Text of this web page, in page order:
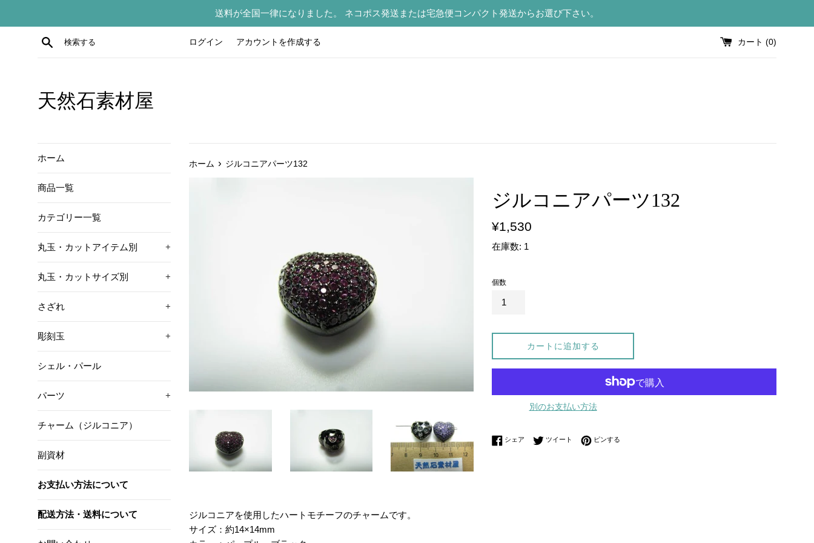
送料が全国一律になりました。 ネコポス発送または宅急便コンパクト発送からお選び下さい。
検索する ログイン アカウントを作成する カート (0)
天然石素材屋
ホーム
商品一覧
カテゴリー一覧
丸玉・カットアイテム別 +
丸玉・カットサイズ別 +
さざれ +
彫刻玉 +
シェル・パール
パーツ +
チャーム（ジルコニア）
副資材
お支払い方法について
配送方法・送料について
ホーム › ジルコニアパーツ132
ジルコニアパーツ132
通
価
¥1,530
在庫数: 1
個数
カートに追加する
別のお支払い方法
シェア Facebookでシェアする
ツイート Twitterに投稿する
ピンする
ジルコニアを使用したハートモチーフのチャームです。
サイズ：約14×14mm